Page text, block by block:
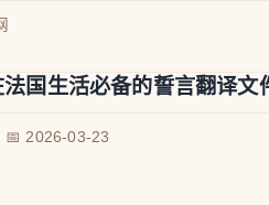
法国生活必备的誓言翻译文
📅 2026-03-23